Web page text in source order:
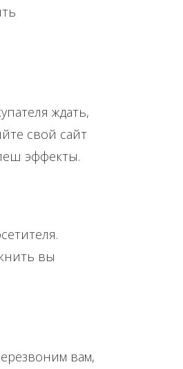
ждать,
свой сайт
эффекты.
вы
вам,